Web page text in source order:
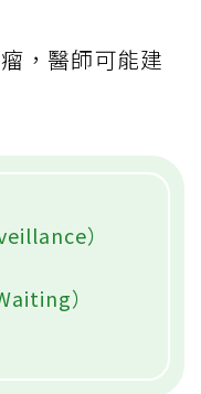
，醫師可能建
）
）